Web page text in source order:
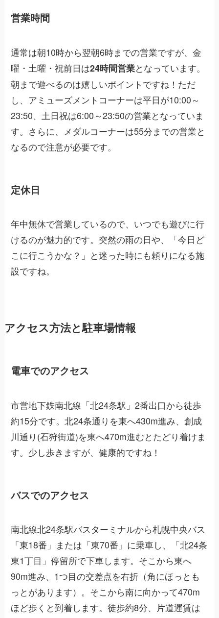
営業時間
通常は朝10時から翌朝6時までの営業ですが、金
曜・土曜・祝前日は24時間営業となっています。
朝まで遊べるのは嬉しいポイントですね！ただ
し、アミューズメントコーナーは平日が10:00～
23:50、土日祝は6:00～23:50の営業となっていま
す。さらに、メダルコーナーは55分までの営業と
なるので注意が必要です。
定休日
年中無休で営業しているので、いつでも遊びに行
けるのが魅力的です。突然の雨の日や、「今日ど
こに行こうかな？」と迷った時にも頼りになる施
設ですね。
アクセス方法と駐車場情報
電車でのアクセス
市営地下鉄南北線「北24条駅」2番出口から徒歩
約15分です。北24条通りを東へ430m進み、創成
川通り(石狩街道)を東へ470m進むとたどり着けま
す。少し歩きますが、健康的ですね！
バスでのアクセス
南北線北24条駅バスターミナルから札幌中央バス
「東18番」または「東70番」に乗車し、「北24条
東1丁目」停留所で下車します。そこから東へ
90m進み、1つ目の交差点を右折（角にほっとも
っとがあります）。そこから南に向かって470m
ほど歩くと到着します。徒歩約8分、片道運賃は